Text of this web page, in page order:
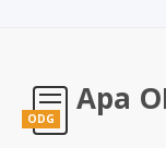
ODG
Apa